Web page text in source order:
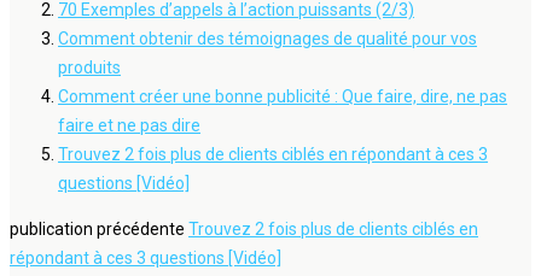
70 Exemples d’appels à l’action puissants (2/3)
Comment obtenir des témoignages de qualité pour vos
produits
Comment créer une bonne publicité : Que faire, dire, ne pas
faire et ne pas dire
Trouvez 2 fois plus de clients ciblés en répondant à ces 3
questions [Vidéo]
publication précédente Trouvez 2 fois plus de clients ciblés en
répondant à ces 3 questions [Vidéo]